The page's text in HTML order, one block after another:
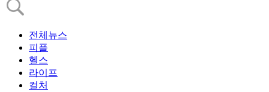
전체뉴스
피플
헬스
라이프
컬처